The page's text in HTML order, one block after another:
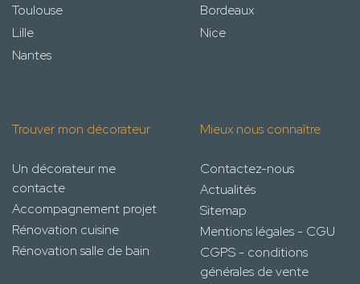
Toulouse
Bordeaux
Lille
Nice
Nantes
Trouver mon décorateur
Un décorateur me
contacte
Accompagnement projet
Rénovation cuisine
Rénovation salle de bain
Mieux nous connaître
Contactez-nous
Actualités
Sitemap
Mentions légales - CGU
CGPS - conditions
générales de vente